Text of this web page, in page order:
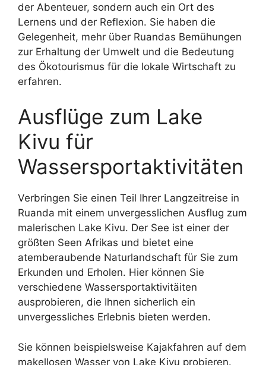
der Abenteuer, sondern auch ein Ort des
Lernens und der Reflexion. Sie haben die
Gelegenheit, mehr über Ruandas Bemühungen
zur Erhaltung der Umwelt und die Bedeutung
des Ökotourismus für die lokale Wirtschaft zu
erfahren.
Ausflüge zum Lake
Kivu für
Wassersportaktivitäten
Verbringen Sie einen Teil Ihrer Langzeitreise in
Ruanda mit einem unvergesslichen Ausflug zum
malerischen Lake Kivu. Der See ist einer der
größten Seen Afrikas und bietet eine
atemberaubende Naturlandschaft für Sie zum
Erkunden und Erholen. Hier können Sie
verschiedene Wassersportaktivitäiten
ausprobieren, die Ihnen sicherlich ein
unvergessliches Erlebnis bieten werden.
Sie können beispielsweise Kajakfahren auf dem
makellosen Wasser von Lake Kivu probieren.